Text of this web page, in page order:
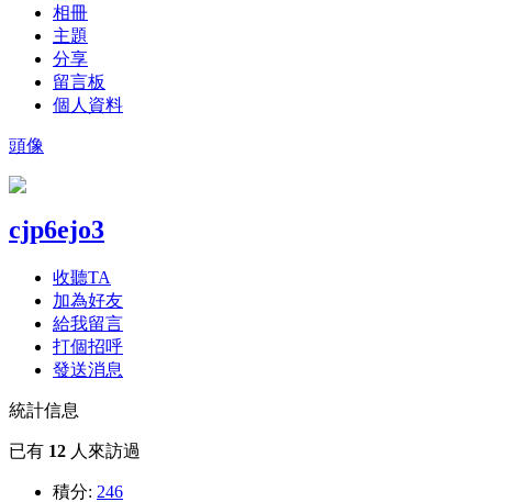
相冊
主題
分享
留言板
個人資料
頭像
cjp6ejo3
收聽TA
加為好友
給我留言
打個招呼
發送消息
統計信息
已有 12 人來訪過
積分: 246